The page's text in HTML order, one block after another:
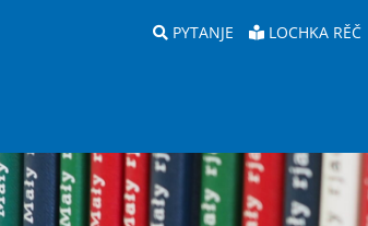
PYTANJE LOCHKA RĚČ